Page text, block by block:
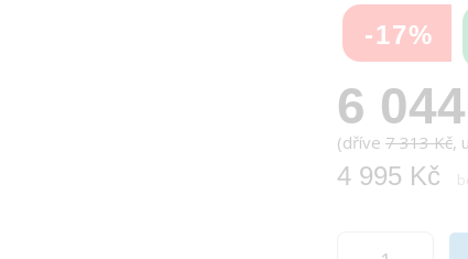
-17%
6 044
(dříve 7 313 Kč,
4 995 Kč